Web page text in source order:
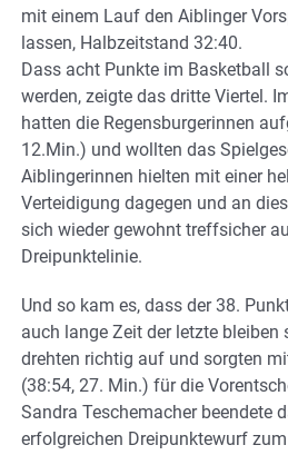
mit einem Lauf den Aiblinger
lassen, Halbzeitstand 32:40.
Dass acht Punkte im Basketball
werden, zeigte das dritte Viertel.
hatten die Regensburgerinnen
12.Min.) und wollten das
Aiblingerinnen hielten mit einer
Verteidigung dagegen und an
sich wieder gewohnt treffsicher
Dreipunktelinie.
Und so kam es, dass der 38.
auch lange Zeit der letzte bleiben
drehten richtig auf und sorgten
(38:54, 27. Min.) für die
Sandra Teschemacher beendete
erfolgreichen Dreipunktewurf